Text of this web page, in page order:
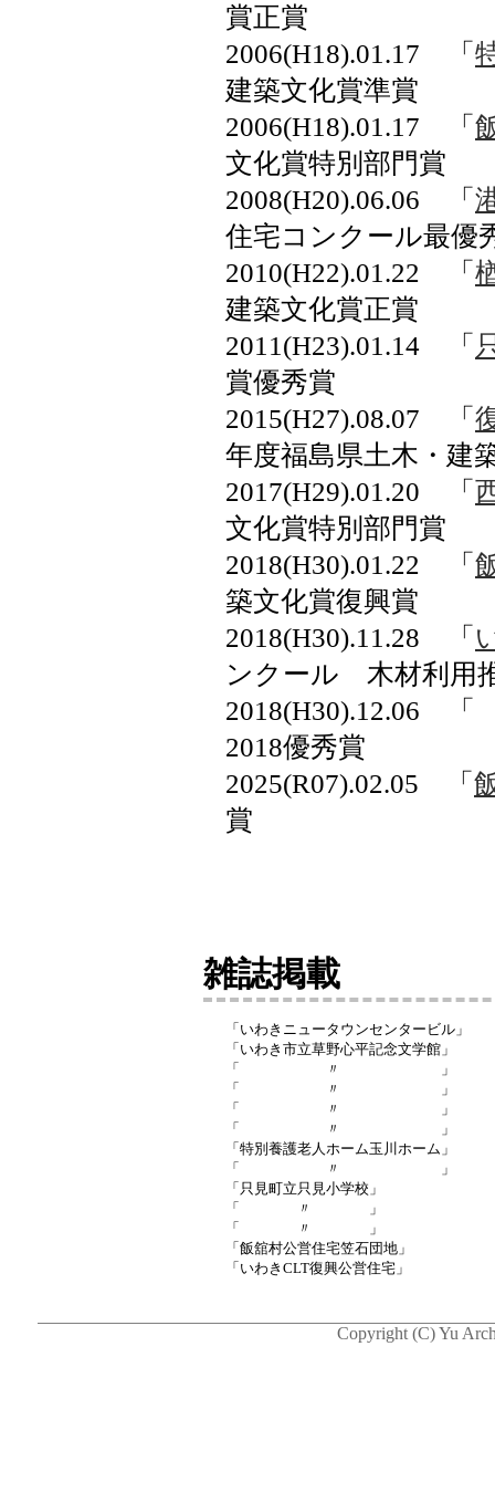
賞正賞
2006(H18).01.17 「
建築文化賞準賞
2006(H18).01.17 「
文化賞特別部門賞
2008(H20).06.06 「
住宅コンクール最優
2010(H22).01.22 「
建築文化賞正賞
2011(H23).01.14 「
賞優秀賞
2015(H27).08.07 「
年度福島県土木・建
2017(H29).01.20 「
文化賞特別部門賞
2018(H30).01.22 「
築文化賞復興賞
2018(H30).11.28 「
ンクール 木材利用
2018優秀賞
2025(R07).02.05 「
賞
雑誌掲載
「いわきニュータウンセンタービル」
「いわき市立草野心平記念文学館」
「 〃 」
「 〃 」
「 〃 」
「 〃 」
「特別養護老人ホーム玉川ホーム」
「 〃 」
「只見町立只見小学校」
「 〃 」
「 〃 」
「飯舘村公営住宅笠石団地」
「いわきCLT復興公営住宅」
Copyright (C) Yu